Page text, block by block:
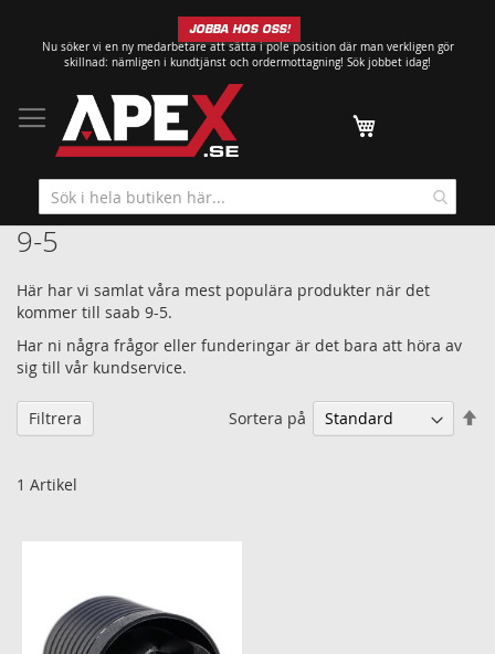
till
innehållet
JOBBA HOS OSS!
Nu söker vi en ny medarbetare att sätta i pole position där man verkligen gör
skillnad: nämligen i kundtjänst och ordermottagning! Sök jobbet idag!
Min kundvagn
9-5
Här har vi samlat våra mest populära produkter när det
kommer till saab 9-5.
Har ni några frågor eller funderingar är det bara att höra av
sig till vår kundservice.
1 Artikel
Sortera på
Filtrera